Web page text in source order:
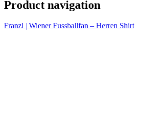
Product navigation
Franzl | Wiener Fussballfan – Herren Shirt